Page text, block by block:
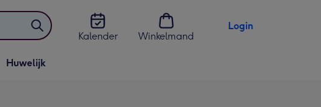
Kalender
Winkelmand
Login
Vervolgkeuzelijst
Huwelijk openen
Huwelijk